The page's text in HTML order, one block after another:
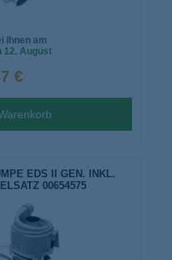
Ihnen am
12. August
€
EDS II GEN. INKL.
00654575